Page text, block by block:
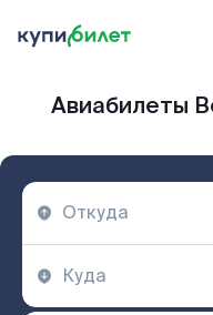
Авиабилеты